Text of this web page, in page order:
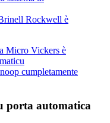
Rockwell è
cumpletamente
porta automatica